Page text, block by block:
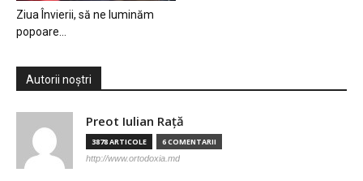
Ziua Învierii, să ne luminăm
popoare…
Autorii noștri
Preot Iulian Raţă
3878 ARTICOLE 6 COMENTARII
http://www.ortodoxia.md